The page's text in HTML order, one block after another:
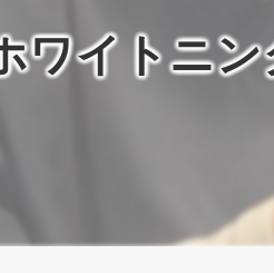
ワイトニ